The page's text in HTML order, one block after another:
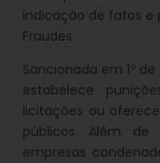
indicação de fatos e
Fraudes
Sancionada em 1º
estabelece
licitações ou
públicos. Além de
empresas